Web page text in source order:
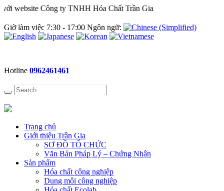
website Công ty TNHH Hóa Chất Trần Gia
Giờ làm việc 7:30 - 17:00 Ngôn ngữ:
Hotline 0962461461
Trang chủ
Giới thiệu Trần Gia
SƠ ĐỒ TỔ CHỨC
Văn Bản Pháp Lý – Chứng Nhận
Sản phẩm
Hóa chất công nghiệp
Dung môi công nghiệp